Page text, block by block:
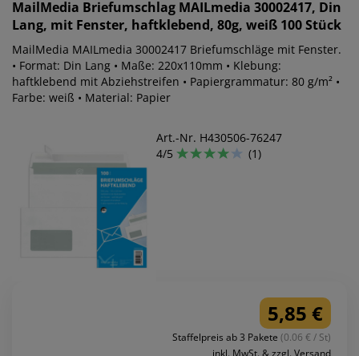
MailMedia Briefumschlag MAILmedia 30002417, Din
Lang, mit Fenster, haftklebend, 80g, weiß 100 Stück
MailMedia MAILmedia 30002417 Briefumschläge mit Fenster.
• Format: Din Lang • Maße: 220x110mm • Klebung:
haftklebend mit Abziehstreifen • Papiergrammatur: 80 g/m² •
Farbe: weiß • Material: Papier
Art.-Nr. H430506-76247
4/5
(1)
5,85 €
Staffelpreis ab 3 Pakete (0.06 € / St)